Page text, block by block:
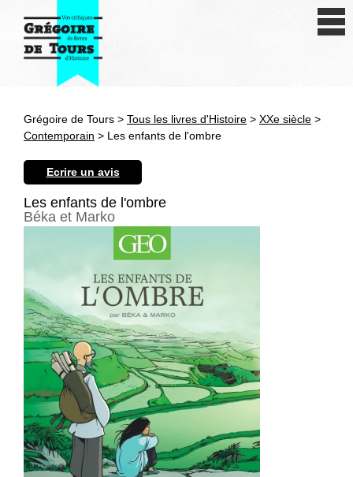
Antiquité
Epoque moderne
Révolution et XIXe siècle
Autres civilisations
Thématiques
Grégoire de Tours > Tous les livres d'Histoire > XXe siècle >
Contemporain > Les enfants de l'ombre
Ecrire un avis
Les enfants de l'ombre
Béka et Marko